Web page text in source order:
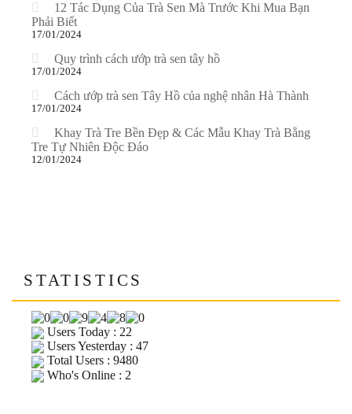
12 Tác Dụng Của Trà Sen Mà Trước Khi Mua Bạn
Phải Biết
17/01/2024
Quy trình cách ướp trà sen tây hồ
17/01/2024
Cách ướp trà sen Tây Hồ của nghệ nhân Hà Thành
17/01/2024
Khay Trà Tre Bền Đẹp & Các Mẫu Khay Trà Bằng
Tre Tự Nhiên Độc Đáo
12/01/2024
STATISTICS
Users Today : 22
Users Yesterday : 47
Total Users : 9480
Who's Online : 2